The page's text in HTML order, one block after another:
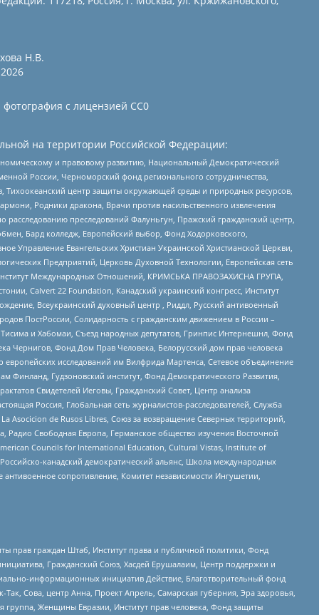
Н.В.
2026
с лицензией СС0
на территории Российской Федерации:
и правовому развитию, Национальный Демократический
России, Черноморский фонд регионального сотрудничества,
центр защиты окружающей среды и природных ресурсов,
Родники дракона, Врачи против насильственного извлечения
преследований Фалуньгун, Пражский гражданский центр,
Бард колледж, Европейский выбор, Фонд Ходорковского,
Управление Евангельских Христиан Украинской Христианской Церкви,
Предприятий, Церковь Духовной Технологии, Европейская сеть
Международных Отношений, КРИМСЬКА ПРАВОЗАХИСНА ГРУПА,
Calvert 22 Foundation, Канадский украинский конгресс, Институт
Всеукраинский духовный центр , Риддл, Русский антивоенный
ПостРоссии, Солидарность с гражданским движением в России –
и Хабомаи, Съезд народных депутатов, Гринпис Интернешнл, Фонд
Чернигов, Фонд Дом Прав Человека, Белорусский дом прав человека
исследований им Вилфрида Мартенса, Сетевое объединение
Финланд, Гудзоновский институт, Фонд Демократического Развития,
Свидетелей Иеговы, Гражданский Совет, Центр анализа
Россия, Глобальная сеть журналистов-расследователей, Служба
Asocicion de Rusos Libres, Союз за возвращение Северных территорий,
Радио Свободная Европа, Германское общество изучения Восточной
Councils for International Education, Cultural Vistas, Institute of
канадский демократический альянс, Школа международных
сопротивление, Комитет независимости Ингушетии,
прав граждан Штаб, Институт права и публичной политики, Фонд
Гражданский Союз, Хасдей Ерушалаим, Центр поддержки и
информационных инициатив Действие, Благотворительный фонд
Сова, центр Анна, Проект Апрель, Самарская губерния, Эра здоровья,
Женщины Евразии, Институт прав человека, Фонд защиты